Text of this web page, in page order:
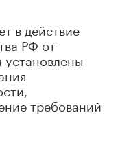
в действие
РФ от
требований